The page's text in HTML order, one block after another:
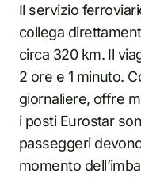
Il servizio
collega
circa 320 km. Il
2 ore e 1 minuto.
giornaliere, offre
i posti Eurostar
passeggeri
momento